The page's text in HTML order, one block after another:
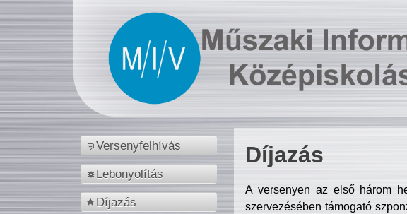
Versenyfelhívás
Lebonyolítás
Díjazás
Díjazás
A versenyen az első három
szervezésében támogató